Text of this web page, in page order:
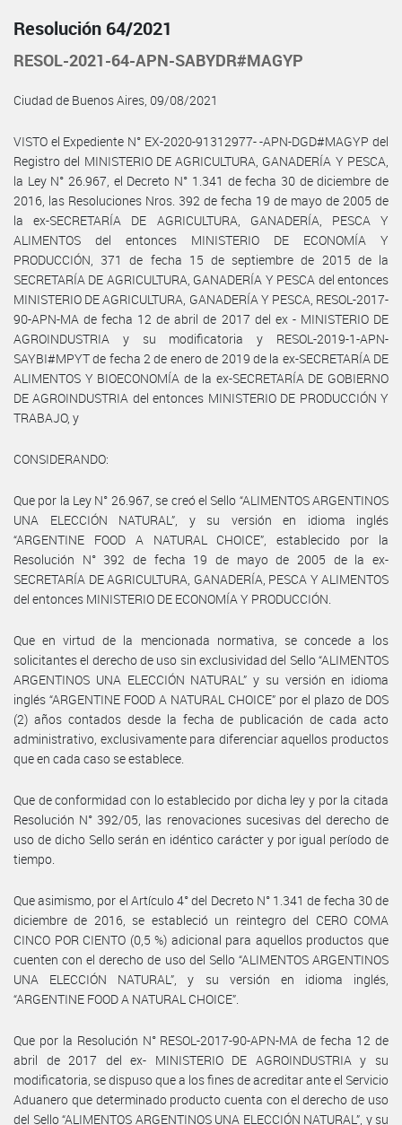
Resolución 64/2021
RESOL-2021-64-APN-SABYDR#MAGYP
Ciudad de Buenos Aires, 09/08/2021
VISTO el Expediente N° EX-2020-91312977- -APN-DGD#MAGYP del
Registro del MINISTERIO DE AGRICULTURA, GANADERÍA Y PESCA,
la Ley N° 26.967, el Decreto N° 1.341 de fecha 30 de diciembre de
2016, las Resoluciones Nros. 392 de fecha 19 de mayo de 2005 de
la ex-SECRETARÍA DE AGRICULTURA, GANADERÍA, PESCA Y
ALIMENTOS del entonces MINISTERIO DE ECONOMÍA Y
PRODUCCIÓN, 371 de fecha 15 de septiembre de 2015 de la
SECRETARÍA DE AGRICULTURA, GANADERÍA Y PESCA del entonces
MINISTERIO DE AGRICULTURA, GANADERÍA Y PESCA, RESOL-2017-
90-APN-MA de fecha 12 de abril de 2017 del ex - MINISTERIO DE
AGROINDUSTRIA y su modificatoria y RESOL-2019-1-APN-
SAYBI#MPYT de fecha 2 de enero de 2019 de la ex-SECRETARÍA DE
ALIMENTOS Y BIOECONOMÍA de la ex-SECRETARÍA DE GOBIERNO
DE AGROINDUSTRIA del entonces MINISTERIO DE PRODUCCIÓN Y
TRABAJO, y
CONSIDERANDO:
Que por la Ley N° 26.967, se creó el Sello “ALIMENTOS ARGENTINOS
UNA ELECCIÓN NATURAL”, y su versión en idioma inglés
“ARGENTINE FOOD A NATURAL CHOICE”, establecido por la
Resolución N° 392 de fecha 19 de mayo de 2005 de la ex-
SECRETARÍA DE AGRICULTURA, GANADERÍA, PESCA Y ALIMENTOS
del entonces MINISTERIO DE ECONOMÍA Y PRODUCCIÓN.
Que en virtud de la mencionada normativa, se concede a los
solicitantes el derecho de uso sin exclusividad del Sello “ALIMENTOS
ARGENTINOS UNA ELECCIÓN NATURAL” y su versión en idioma
inglés “ARGENTINE FOOD A NATURAL CHOICE” por el plazo de DOS
(2) años contados desde la fecha de publicación de cada acto
administrativo, exclusivamente para diferenciar aquellos productos
que en cada caso se establece.
Que de conformidad con lo establecido por dicha ley y por la citada
Resolución N° 392/05, las renovaciones sucesivas del derecho de
uso de dicho Sello serán en idéntico carácter y por igual período de
tiempo.
Que asimismo, por el Artículo 4° del Decreto N° 1.341 de fecha 30 de
diciembre de 2016, se estableció un reintegro del CERO COMA
CINCO POR CIENTO (0,5 %) adicional para aquellos productos que
cuenten con el derecho de uso del Sello “ALIMENTOS ARGENTINOS
UNA ELECCIÓN NATURAL”, y su versión en idioma inglés,
“ARGENTINE FOOD A NATURAL CHOICE”.
Que por la Resolución N° RESOL-2017-90-APN-MA de fecha 12 de
abril de 2017 del ex- MINISTERIO DE AGROINDUSTRIA y su
modificatoria, se dispuso que a los fines de acreditar ante el Servicio
Aduanero que determinado producto cuenta con el derecho de uso
del Sello “ALIMENTOS ARGENTINOS UNA ELECCIÓN NATURAL”, y su